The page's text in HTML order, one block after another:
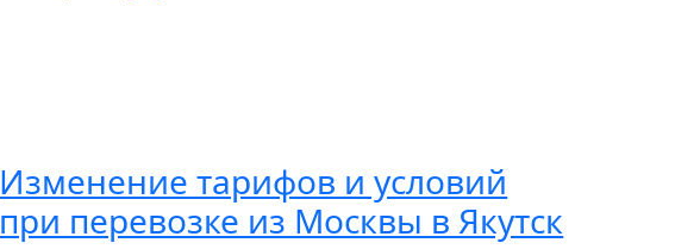
Изменение тарифов и условий
при перевозке из Москвы в Якутск